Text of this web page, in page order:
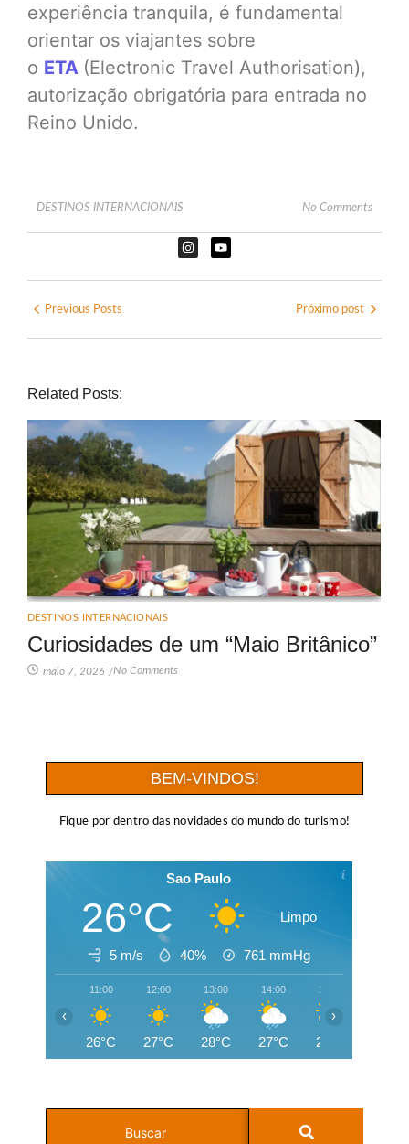
experiência tranquila, é fundamental
orientar os viajantes sobre
o ETA (Electronic Travel Authorisation),
autorização obrigatória para entrada no
Reino Unido.
DESTINOS INTERNACIONAIS No Comments
Previous Posts Próximo post
Related Posts:
DESTINOS INTERNACIONAIS
Curiosidades de um “Maio Britânico”
maio 7, 2026 /No Comments
BEM-VINDOS!
Fique por dentro das novidades do mundo do turismo!
Sao Paulo
26°C Limpo
5 m/s 40% 761 mmHg
11:00
26°C
12:00
27°C
13:00
28°C
14:00
27°C
15:00
24°C
‹ ›